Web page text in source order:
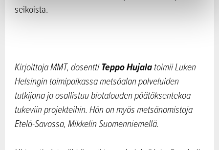
seikoista.
Kirjoittaja MMT, dosenttiTeppo Hujalatoimii Luken
Helsingin toimipaikassa metsäalan palveluiden
tutkijana ja osallistuu biotalouden päätöksentekoa
tukeviin projekteihin. Hän on myös metsänomistaja
Etelä-Savossa, Mikkelin Suomenniemellä.